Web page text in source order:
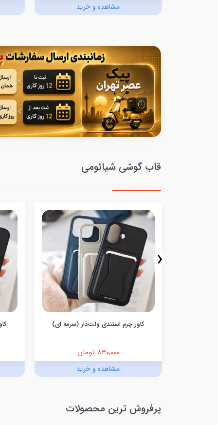
مشاهده و خرید
قاب گوشی شیائومی
کاور چرم استندی ولت‌دار (سرمه ای)
830,000 تومان
مشاهده و خرید
‹
پرفروش ترین محصولات